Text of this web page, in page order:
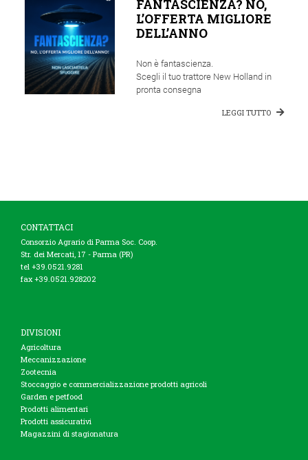
FANTASCIENZA? NO,
L’OFFERTA MIGLIORE
DELL’ANNO
Non è fantascienza.
Scegli il tuo trattore New Holland in
pronta consegna
LEGGI TUTTO
CONTATTACI
Consorzio Agrario di Parma Soc. Coop.
Str. dei Mercati, 17 - Parma (PR)
tel +39.0521.9281
fax +39.0521.928202
DIVISIONI
Agricoltura
Meccanizzazione
Zootecnia
Stoccaggio e commercializzazione prodotti agricoli
Garden e petfood
Prodotti alimentari
Prodotti assicurativi
Magazzini di stagionatura